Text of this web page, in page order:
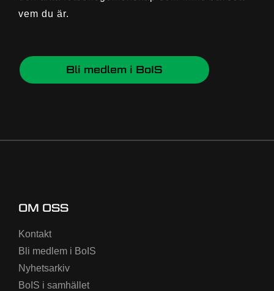
vem du är.
Bli medlem i BoIS
OM OSS
Kontakt
Bli medlem i BoIS
Nyhetsarkiv
BoIS i samhället